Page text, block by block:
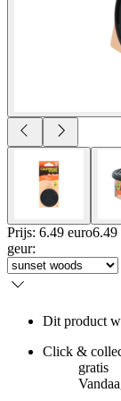
Prijs: 6.49 euro6.49
geur:
Dit product
Click &
gratis